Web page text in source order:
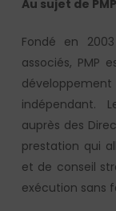
Au sujet de PMP
Fondé en
associés, PMP
indépendant.
auprès des
prestation qui
et de conseil
exécution sans